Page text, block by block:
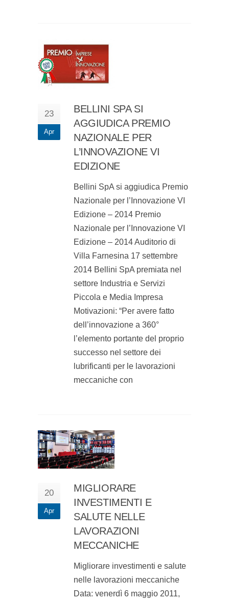
23
Apr
BELLINI SPA SI
AGGIUDICA PREMIO
NAZIONALE PER
L’INNOVAZIONE VI
EDIZIONE
Bellini SpA si aggiudica Premio
Nazionale per l’Innovazione VI
Edizione – 2014 Premio
Nazionale per l’Innovazione VI
Edizione – 2014 Auditorio di
Villa Farnesina 17 settembre
2014 Bellini SpA premiata nel
settore Industria e Servizi
Piccola e Media Impresa
Motivazioni: “Per avere fatto
dell’innovazione a 360°
l’elemento portante del proprio
successo nel settore dei
lubrificanti per le lavorazioni
meccaniche con
20
Apr
MIGLIORARE
INVESTIMENTI E
SALUTE NELLE
LAVORAZIONI
MECCANICHE
Migliorare investimenti e salute
nelle lavorazioni meccaniche
Data: venerdì 6 maggio 2011,